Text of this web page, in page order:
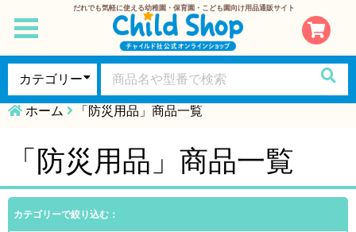
だれでも気軽に使える幼稚園・保育園・こども園向け用品通販サイト
toggle
navigation
ホーム 「防災用品」商品一覧
「防災用品」商品一覧
カテゴリーで絞り込む：